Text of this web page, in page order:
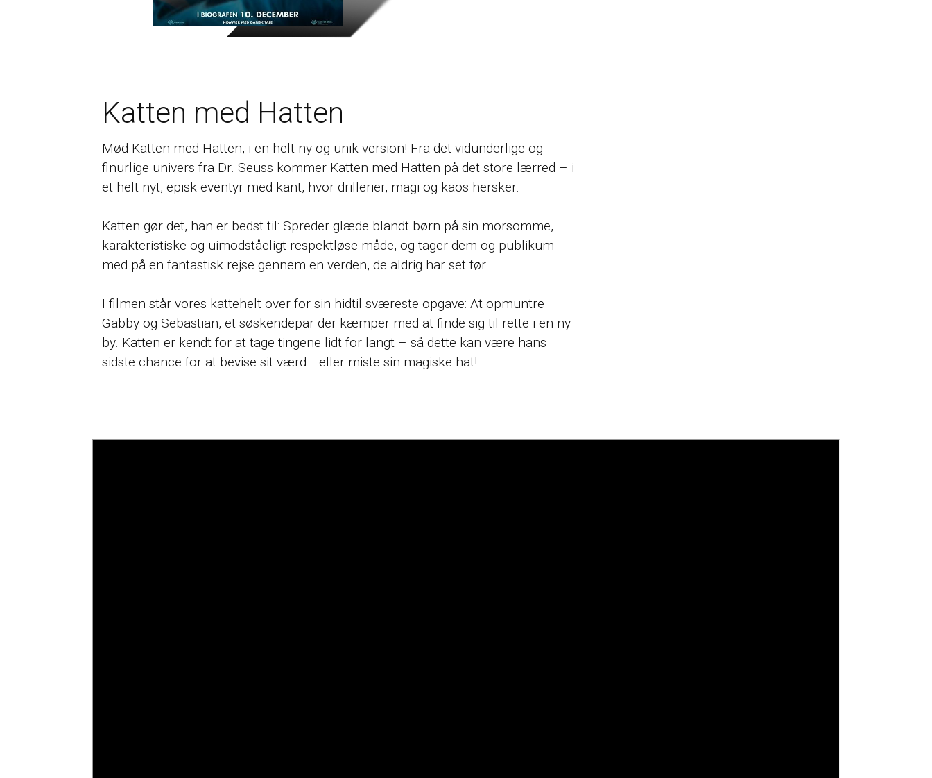
Katten med Hatten
Mød Katten med Hatten, i en helt ny og unik version! Fra det vidunderlige og
finurlige univers fra Dr. Seuss kommer Katten med Hatten på det store lærred – i
et helt nyt, episk eventyr med kant, hvor drillerier, magi og kaos hersker.
Katten gør det, han er bedst til: Spreder glæde blandt børn på sin morsomme,
karakteristiske og uimodståeligt respektløse måde, og tager dem og publikum
med på en fantastisk rejse gennem en verden, de aldrig har set før.
I filmen står vores kattehelt over for sin hidtil sværeste opgave: At opmuntre
Gabby og Sebastian, et søskendepar der kæmper med at finde sig til rette i en ny
by. Katten er kendt for at tage tingene lidt for langt – så dette kan være hans
sidste chance for at bevise sit værd… eller miste sin magiske hat!